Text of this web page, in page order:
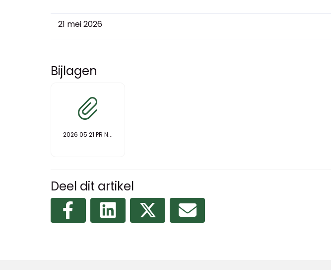
21 mei 2026
Bijlagen
2026 05 21 PR N...
Deel dit artikel